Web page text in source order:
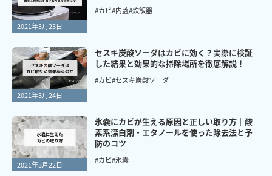
2021年3月25日
#カビ#内蓋#炊飯器
2021年3月24日
セスキ炭酸ソーダはカビに効く？実際に検証
した結果と効果的な掃除場所を徹底解説！
#カビ#セスキ炭酸ソーダ
2021年3月22日
氷嚢にカビが生える原因と正しい取り方｜酸
素系漂白剤・エタノールを使った除去法と予
防のコツ
#カビ#氷嚢